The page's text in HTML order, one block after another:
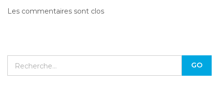
Les commentaires sont clos